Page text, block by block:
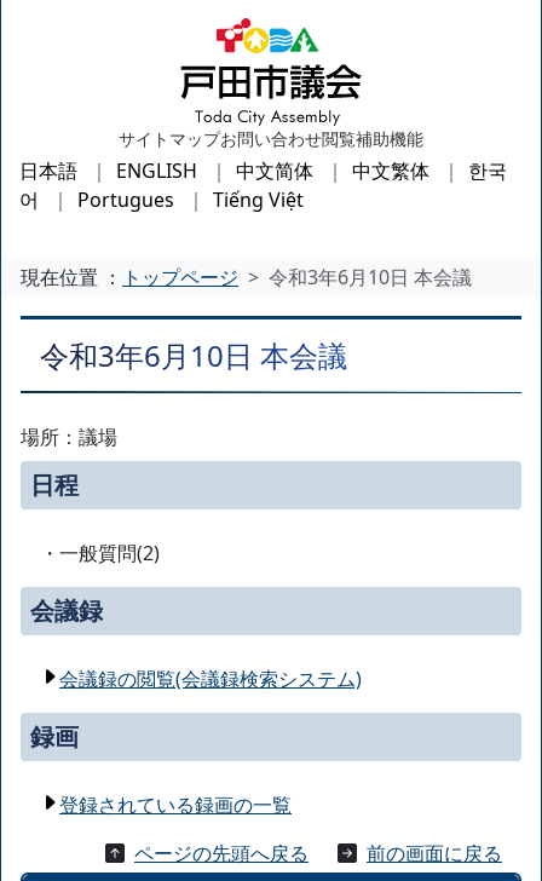
サイトマップお問い合わせ閲覧補助機能
日本語 ENGLISH 中文简体 中文繁体
한국
어
Portugues Tiếng Việt
現在位置 ： トップページ 令和3年6月10日 本会議
令和3年6月10日 本会議
場所：議場
日程
・一般質問(2)
会議録
会議録の閲覧(会議録検索システム)
録画
登録されている録画の一覧
ページの先頭へ戻る
前の画面に戻る